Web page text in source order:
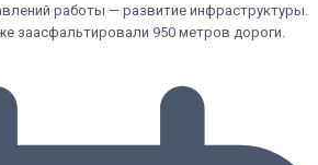
работы — развитие инфраструктуры.
заасфальтировали 950 метров дороги.